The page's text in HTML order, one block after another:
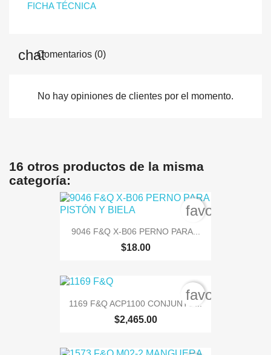
FICHA TÉCNICA
Comentarios (0)
No hay opiniones de clientes por el momento.
16 otros productos de la misma
categoría:
9046 F&Q X-B06 PERNO PARA...
$18.00
1169 F&Q ACP1100 CONJUNTO...
$2,465.00